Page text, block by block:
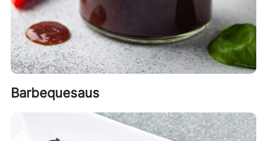
Barbequesaus